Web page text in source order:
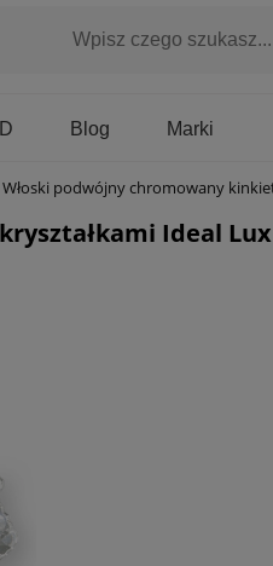
Blog Marki
Włoski podwójny chromowany kinkiet
Ideal Lux